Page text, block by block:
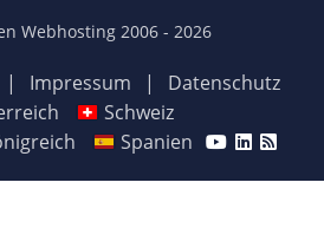
Webhosting 2006 - 2026
| Impressum |
Datenschutz
Schweiz
Spanien